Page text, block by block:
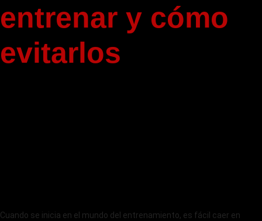
entrenar y cómo
evitarlos
Cuando se inicia en el mundo del entrenamiento, es fácil caer en